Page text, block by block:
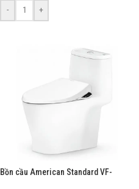
-
+
Bồn cầu American Standard VF-